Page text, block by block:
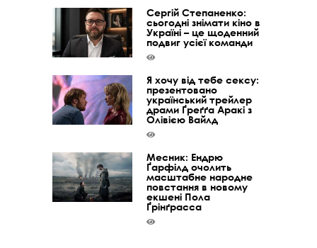
Сергій Степаненко:
сьогодні знімати кіно в
Україні – це щоденний
подвиг усієї команди
Я хочу від тебе сексу:
презентовано
український трейлер
драми Ґреґґа Аракі з
Олівією Вайлд
Месник: Ендрю
Ґарфілд очолить
масштабне народне
повстання в новому
екшені Пола
Ґрінґрасса